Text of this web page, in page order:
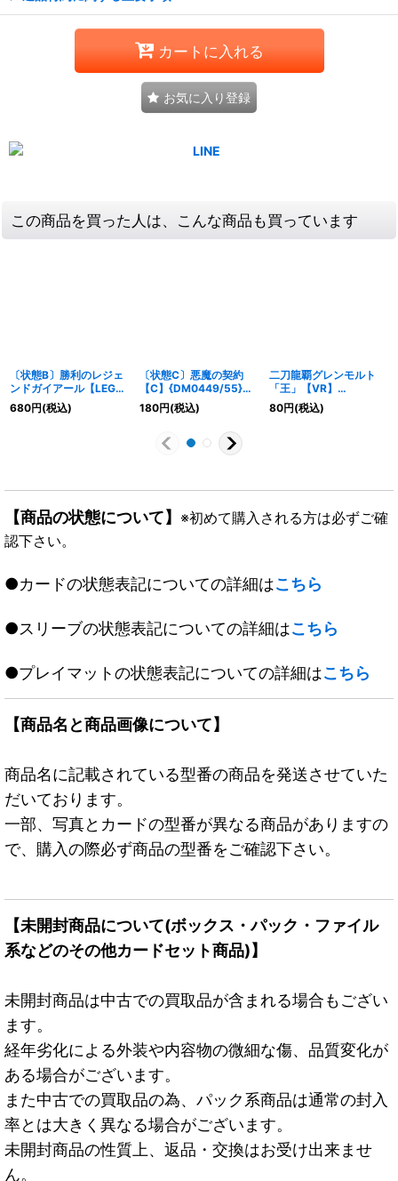
カートに入れる
お気に入り登録
この商品を買った人は、こんな商品も買っています
〔状態B〕勝利のレジェ
ンドガイアール【LEG】
{DMX25L1/L1}《火》
680円(税込)
〔状態C〕悪魔の契約
【C】{DM0449/55}
《闇》
180円(税込)
二刀龍覇グレンモルト
「王」【VR】
{24EX232/100}《火》
80円(税込)
【商品の状態について】 ※初めて購入される方は必ずご確
認下さい。
●カードの状態表記についての詳細はこちら
●スリーブの状態表記についての詳細はこちら
●プレイマットの状態表記についての詳細はこちら
【商品名と商品画像について】
商品名に記載されている型番の商品を発送させていた
だいております。
一部、写真とカードの型番が異なる商品がありますの
で、購入の際必ず商品の型番をご確認下さい。
【未開封商品について(ボックス・パック・ファイル
系などのその他カードセット商品)】
未開封商品は中古での買取品が含まれる場合もござい
ます。
経年劣化による外装や内容物の微細な傷、品質変化が
ある場合がございます。
また中古での買取品の為、パック系商品は通常の封入
率とは大きく異なる場合がございます。
未開封商品の性質上、返品・交換はお受け出来ませ
ん。